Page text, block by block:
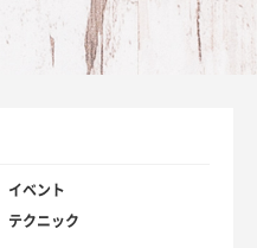
イベント
テクニック